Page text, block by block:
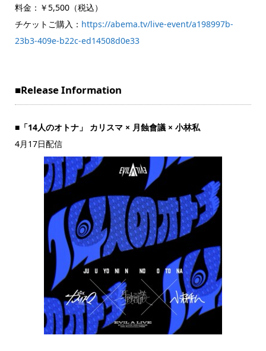
料金：￥5,500（税込）
チケットご購入： https://abema.tv/live-event/a198997b-
23b3-409e-b22c-ed14508d0e33
■Release Information
■「14人のオトナ」 カリスマ × 月蝕會議 × 小林私
4月17日配信